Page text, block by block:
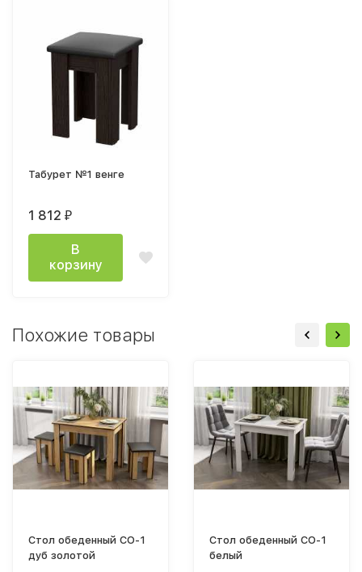
Табурет №1 венге
1 812 ₽
В
корзину
Похожие товары
Стол обеденный СО-1
дуб золотой
Стол обеденный СО-1
белый